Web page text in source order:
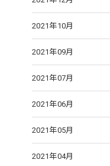
2021年10月
2021年09月
2021年07月
2021年06月
2021年05月
2021年04月